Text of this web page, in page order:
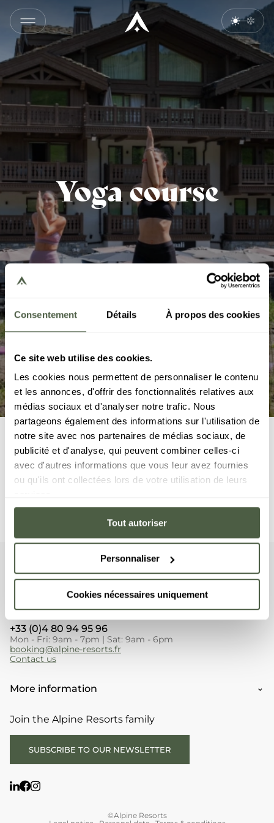
Consentement Détails À propos des cookies
Ce site web utilise des cookies.
Les cookies nous permettent de personnaliser le contenu
et les annonces, d'offrir des fonctionnalités relatives aux
médias sociaux et d'analyser notre trafic. Nous
partageons également des informations sur l'utilisation de
notre site avec nos partenaires de médias sociaux, de
publicité et d'analyse, qui peuvent combiner celles-ci
avec d'autres informations que vous leur avez fournies
ou qu'ils ont collectées lors de votre utilisation de leurs
Tout autoriser
Personnaliser
Cookies nécessaires uniquement
Yoga course
Events
Yoga classes on the terrace of the Bistrot Manali or in the
Spa Manali in case of bad weather.
30€ for 1 hour, minimum 4 people - with Jenna Michaud
Booking+33 (0)4 79 08 07 07
+33 (0)4 80 94 95 96
Mon - Fri: 9am - 7pm | Sat: 9am - 6pm
booking@alpine-resorts.fr
Contact us
More information
Join the Alpine Resorts family
SUBSCRIBE TO OUR NEWSLETTER
©Alpine Resorts